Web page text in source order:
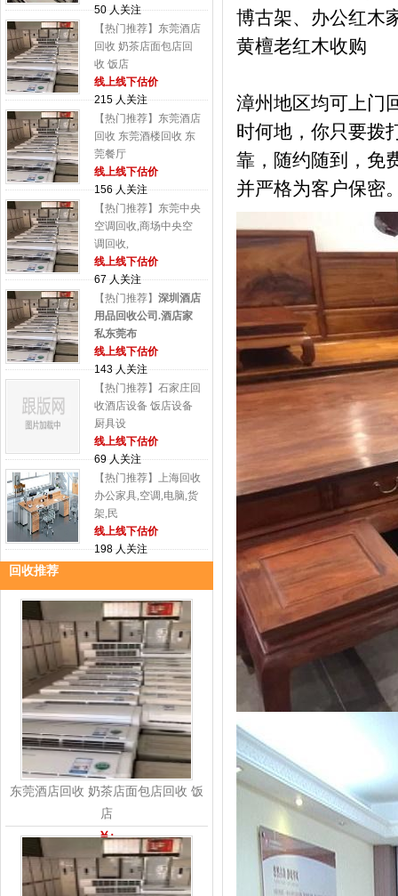
50 人关注
【热门推荐】东莞酒店
回收 奶茶店面包店回
收 饭店
线上线下估价
215 人关注
【热门推荐】东莞酒店
回收 东莞酒楼回收 东
莞餐厅
线上线下估价
156 人关注
【热门推荐】东莞中央
空调回收,商场中央空
调回收,
线上线下估价
67 人关注
【热门推荐】 深圳酒店
用品回收公司.酒店家
私东莞布
线上线下估价
143 人关注
【热门推荐】石家庄回
收酒店设备 饭店设备
厨具设
线上线下估价
69 人关注
【热门推荐】上海回收
办公家具,空调,电脑,货
架,民
线上线下估价
198 人关注
回收推荐
东莞酒店回收 奶茶店面包店回收 饭
店
￥:
博古架、办公红木
黄檀老红木收购
漳州地区均可上门
时何地，你只要拨
靠，随约随到，免
并严格为客户保密